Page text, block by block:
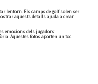
lentorn. Els camps de golf solen ser
aquests detalls ajuda a crear
emocions dels jugadors:
Aquestes fotos aporten un toc